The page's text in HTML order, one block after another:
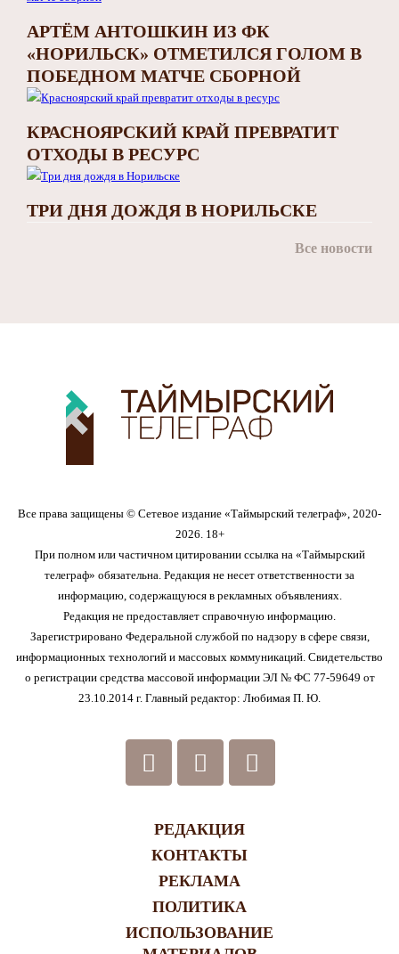
АРТЁМ АНТОШКИН ИЗ ФК
«НОРИЛЬСК» ОТМЕТИЛСЯ ГОЛОМ В
ПОБЕДНОМ МАТЧЕ СБОРНОЙ
КРАСНОЯРСКИЙ КРАЙ ПРЕВРАТИТ
ОТХОДЫ В РЕСУРС
ТРИ ДНЯ ДОЖДЯ В НОРИЛЬСКЕ
Все новости
Все права защищены © Сетевое издание «Таймырский телеграф», 2020-
2026. 18+
При полном или частичном цитировании ссылка на «Таймырский
телеграф» обязательна. Редакция не несет ответственности за
информацию, содержащуюся в рекламных объявлениях.
Редакция не предоставляет справочную информацию.
Зарегистрировано Федеральной службой по надзору в сфере связи,
информационных технологий и массовых коммуникаций. Свидетельство
о регистрации средства массовой информации ЭЛ № ФС 77-59649 от
23.10.2014 г. Главный редактор: Любимая П. Ю.
РЕДАКЦИЯ
КОНТАКТЫ
РЕКЛАМА
ПОЛИТИКА
ИСПОЛЬЗОВАНИЕ